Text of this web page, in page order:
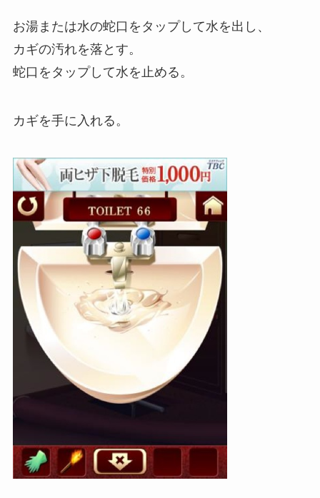
お湯または水の蛇口をタップして水を出し、
カギの汚れを落とす。
蛇口をタップして水を止める。
カギを手に入れる。